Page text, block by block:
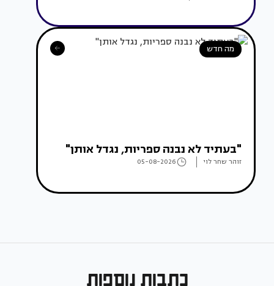
מה חדש
"בעתיד לא נבנה ספריות, נגדל אותן"
זוהר שחר לוי 05-08-2026
כתבות נוספות